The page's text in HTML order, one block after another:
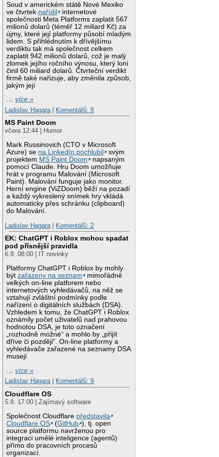
Soud v americkém státě Nové Mexiko
ve čtvrtek nařídil
internetové
společnosti Meta Platforms zaplatit 567
milionů dolarů (téměř 12 miliard Kč) za
újmy, které její platformy působí mladým
lidem. S přihlédnutím k dřívějšímu
verdiktu tak má společnost celkem
zaplatit 942 milionů dolarů, což je malý
zlomek jejího ročního výnosu, který loni
činil 60 miliard dolarů. Čtvrteční verdikt
firmě také nařizuje, aby změnila způsob,
jakým její
…více »
Ladislav Hagara
Komentářů: 8
MS Paint Doom
včera 12:44 | Humor
Mark Russinovich (CTO v Microsoft
Azure) se na LinkedIn pochlubil
svým
projektem MS Paint Doom
napsaným
pomocí Claude. Hru Doom umožňuje
hrát v programu Malování (Microsoft
Paint). Malování funguje jako monitor.
Herní engine (ViZDoom) běží na pozadí
a každý vykreslený snímek hry vkládá
automaticky přes schránku (clipboard)
do Malování.
Ladislav Hagara
Komentářů: 2
EK: ChatGPT i Roblox mohou spadat
pod přísnější pravidla
6.8. 08:00 | IT novinky
Platformy ChatGPT i Roblox by mohly
býtzařazeny na seznam
mimořádně
velkých on-line platforem nebo
internetových vyhledávačů, na něž se
vztahují zvláštní podmínky podle
nařízení o digitálních službách (DSA).
Vzhledem k tomu, že ChatGPT i Roblox
oznámily počet uživatelů nad prahovou
hodnotou DSA, je toto označení
„rozhodně možné“ a mohlo by „přijít
dříve či později“. On-line platformy a
vyhledávače zařazené na seznamy DSA
musejí
…více »
Ladislav Hagara| Komentářů: 9
Cloudflare OS
5.8. 17:00 | Zajímavý software
Společnost Cloudflare představila
Cloudflare OS
(GitHub ), tj. open
source platformu navrženou pro
integraci umělé inteligence (agentů)
přímo do pracovních procesů
organizací.